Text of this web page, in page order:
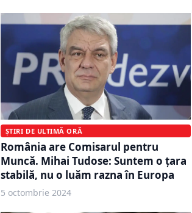
ȘTIRI DE ULTIMĂ ORĂ
România are Comisarul pentru
Muncă. Mihai Tudose: Suntem o ţara
stabilă, nu o luăm razna în Europa
5 octombrie 2024